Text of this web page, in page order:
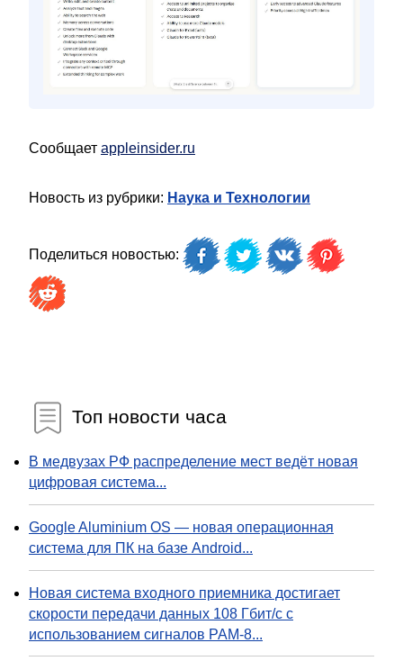
Сообщает appleinsider.ru
Новость из рубрики: Наука и Технологии
Поделиться новостью:
Топ новости часа
В медвузах РФ распределение мест ведёт новая
цифровая система...
Google Aluminium OS — новая операционная
система для ПК на базе Android...
Новая система входного приемника достигает
скорости передачи данных 108 Гбит/с с
использованием сигналов PAM-8...